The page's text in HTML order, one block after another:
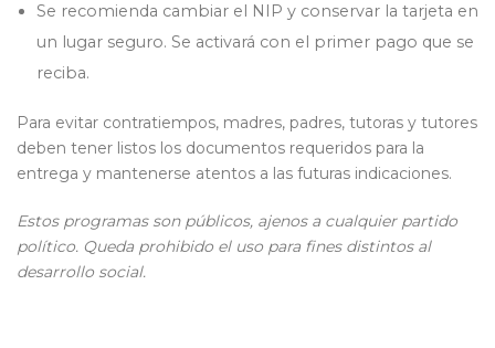
Se recomienda cambiar el NIP y conservar la tarjeta en
un lugar seguro. Se activará con el primer pago que se
reciba.
Para evitar contratiempos, madres, padres, tutoras y tutores
deben tener listos los documentos requeridos para la
entrega y mantenerse atentos a las futuras indicaciones.
Estos programas son públicos, ajenos a cualquier partido
político. Queda prohibido el uso para fines distintos al
desarrollo social.